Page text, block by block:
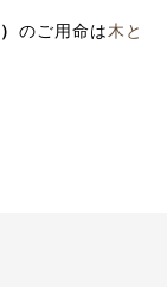
のご用命は 木と